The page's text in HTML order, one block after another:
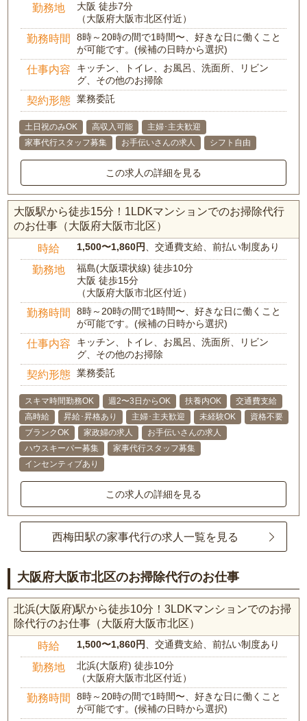
勤務地
大阪 徒歩7分
（大阪府大阪市北区付近）
勤務時間
8時～20時の間で1時間〜、好きな日に働くこと
が可能です。(候補の日時から選択)
仕事内容
キッチン、トイレ、お風呂、洗面所、リビン
グ、その他のお掃除
契約形態 業務委託
土日祝のみOK 高収入可能
主婦･主夫歓迎
家事代行スタッフ募集
お手伝いさんの求人 シフト自由
この求人の詳細を見る
大阪駅から徒歩15分！1LDKマンションでのお掃除代行
のお仕事（大阪府大阪市北区）
時給 1,500〜1,860円、交通費支給、前払い制度あり
勤務地
福島(大阪環状線) 徒歩10分
大阪 徒歩15分
（大阪府大阪市北区付近）
勤務時間
8時～20時の間で1時間〜、好きな日に働くこと
が可能です。(候補の日時から選択)
仕事内容
キッチン、トイレ、お風呂、洗面所、リビン
グ、その他のお掃除
契約形態 業務委託
スキマ時間勤務OK 週2〜3日からOK 扶養内OK
交通費支給
高時給
昇給･昇格あり 主婦･主夫歓迎 未経験OK
資格不要
ブランクOK
家政婦の求人
お手伝いさんの求人
ハウスキーパー募集
家事代行スタッフ募集
インセンティブあり
この求人の詳細を見る
西梅田駅の家事代行の求人一覧を見る
大阪府大阪市北区のお掃除代行のお仕事
北浜(大阪府)駅から徒歩10分！3LDKマンションでのお掃
除代行のお仕事（大阪府大阪市北区）
時給 1,500〜1,860円 、交通費支給、前払い制度あり
勤務地
北浜(大阪府) 徒歩10分
（大阪府大阪市北区付近）
勤務時間
8時～20時の間で1時間〜、好きな日に働くこと
が可能です。(候補の日時から選択)